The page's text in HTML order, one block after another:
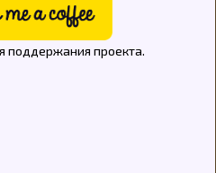
поддержания проекта.